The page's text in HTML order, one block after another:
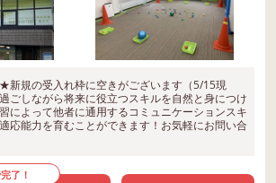
規の受入れ枠に空きがございます（5/15現
ごしながら将来に役立つスキルを自然と身につけ
によって他者に通用するコミュニケーションスキ
応能力を育むことができます！お気軽にお問い合
了！